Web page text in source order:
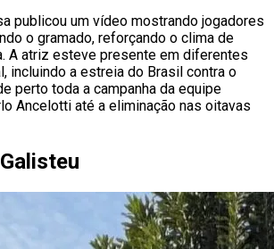
publicou um vídeo mostrando jogadores
o gramado, reforçando o clima de
A atriz esteve presente em diferentes
incluindo a estreia do Brasil contra o
perto toda a campanha da equipe
Ancelotti até a eliminação nas oitavas